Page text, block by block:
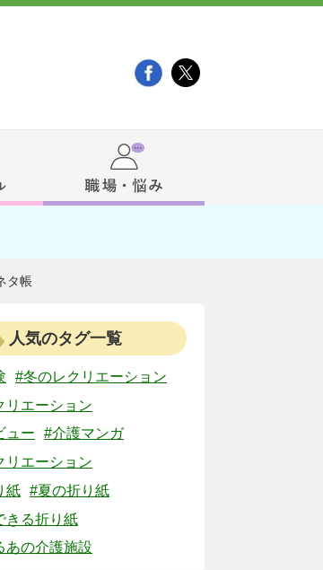
タ帳
人気のタグ一覧
#冬のレクリエーション
リエーション
ュー
#介護マンガ
リエーション
紙 #夏の折り紙
きる折り紙
あの介護施設